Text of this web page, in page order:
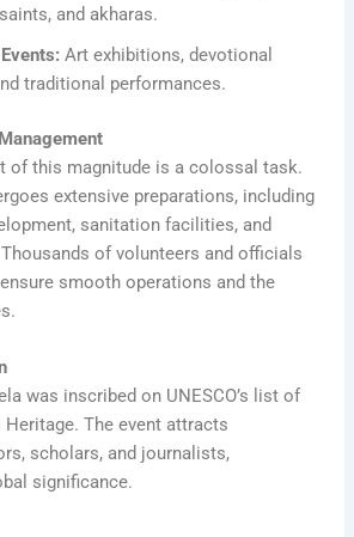
and akharas.
Art exhibitions, devotional
traditional performances.
of this magnitude is a colossal task.
extensive preparations, including
sanitation facilities, and
of volunteers and officials
smooth operations and the
was inscribed on UNESCO’s list of
The event attracts
scholars, and journalists,
significance.